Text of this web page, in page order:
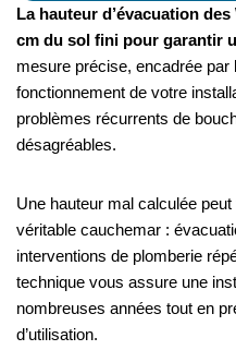
La hauteur d’évacuation
cm du sol fini pour garantir
mesure précise, encadrée par
fonctionnement de votre
problèmes récurrents de
désagréables.
Une hauteur mal calculée
véritable cauchemar :
interventions de plomberie
technique vous assure une
nombreuses années tout en
d’utilisation.